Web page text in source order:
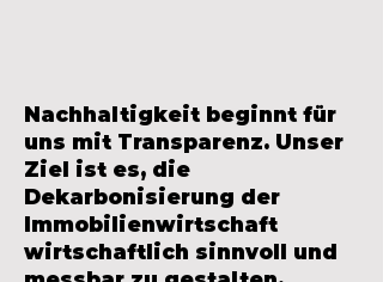
Nachhaltigkeit beginnt für
uns mit Transparenz. Unser
Ziel ist es, die
Dekarbonisierung der
Immobilienwirtschaft
wirtschaftlich sinnvoll und